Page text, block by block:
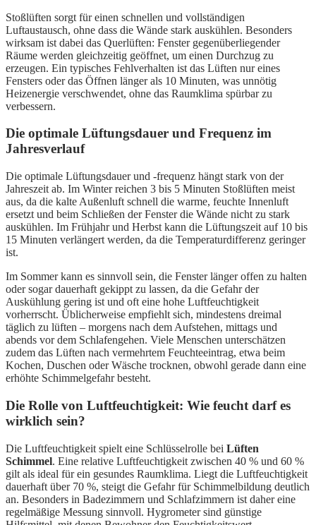
Stoßlüften sorgt für einen schnellen und vollständigen
Luftaustausch, ohne dass die Wände stark auskühlen. Besonders
wirksam ist dabei das Querlüften: Fenster gegenüberliegender
Räume werden gleichzeitig geöffnet, um einen Durchzug zu
erzeugen. Ein typisches Fehlverhalten ist das Lüften nur eines
Fensters oder das Öffnen länger als 10 Minuten, was unnötig
Heizenergie verschwendet, ohne das Raumklima spürbar zu
verbessern.
Die optimale Lüftungsdauer und Frequenz im
Jahresverlauf
Die optimale Lüftungsdauer und -frequenz hängt stark von der
Jahreszeit ab. Im Winter reichen 3 bis 5 Minuten Stoßlüften meist
aus, da die kalte Außenluft schnell die warme, feuchte Innenluft
ersetzt und beim Schließen der Fenster die Wände nicht zu stark
auskühlen. Im Frühjahr und Herbst kann die Lüftungszeit auf 10 bis
15 Minuten verlängert werden, da die Temperaturdifferenz geringer
ist.
Im Sommer kann es sinnvoll sein, die Fenster länger offen zu halten
oder sogar dauerhaft gekippt zu lassen, da die Gefahr der
Auskühlung gering ist und oft eine hohe Luftfeuchtigkeit
vorherrscht. Üblicherweise empfiehlt sich, mindestens dreimal
täglich zu lüften – morgens nach dem Aufstehen, mittags und
abends vor dem Schlafengehen. Viele Menschen unterschätzen
zudem das Lüften nach vermehrtem Feuchteeintrag, etwa beim
Kochen, Duschen oder Wäsche trocknen, obwohl gerade dann eine
erhöhte Schimmelgefahr besteht.
Die Rolle von Luftfeuchtigkeit: Wie feucht darf es
wirklich sein?
Die Luftfeuchtigkeit spielt eine Schlüsselrolle bei Lüften
Schimmel. Eine relative Luftfeuchtigkeit zwischen 40 % und 60 %
gilt als ideal für ein gesundes Raumklima. Liegt die Luftfeuchtigkeit
dauerhaft über 70 %, steigt die Gefahr für Schimmelbildung deutlich
an. Besonders in Badezimmern und Schlafzimmern ist daher eine
regelmäßige Messung sinnvoll. Hygrometer sind günstige